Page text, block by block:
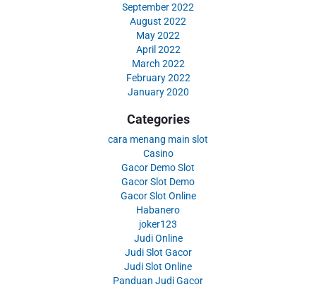
September 2022
August 2022
May 2022
April 2022
March 2022
February 2022
January 2020
Categories
cara menang main slot
Casino
Gacor Demo Slot
Gacor Slot Demo
Gacor Slot Online
Habanero
joker123
Judi Online
Judi Slot Gacor
Judi Slot Online
Panduan Judi Gacor